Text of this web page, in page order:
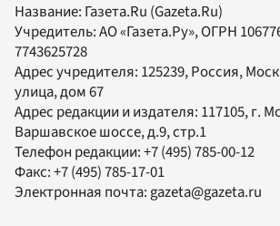
Название: Газета.Ru (Gazeta.Ru)
Учредитель:АО «Газета.Ру», ОГРН
7743625728
Адрес учредителя: 125239, Россия,
улица, дом 67
Адрес редакции и издателя: 117105, г.
Варшавское шоссе, д.9, стр.1
Телефон редакции:+7 (495) 785-00-12
Факс:+7 (495) 785-17-01
Электронная почта:gazeta@gazeta.ru